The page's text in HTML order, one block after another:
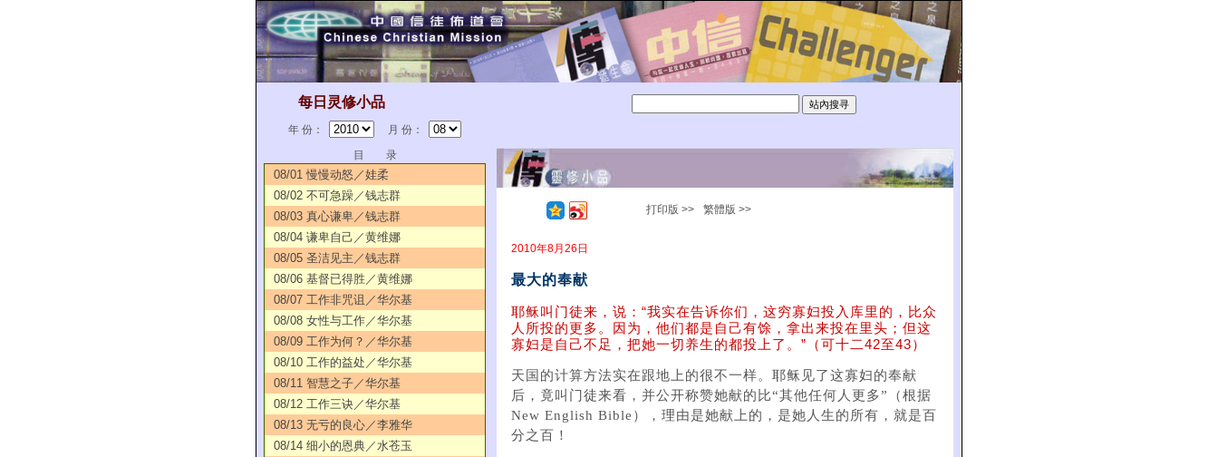
每日灵修小品
年 份：
月 份：
目 录
08/01 慢慢动怒／娃柔
08/02 不可急躁／钱志群
08/03 真心谦卑／钱志群
08/04 谦卑自己／黄维娜
08/05 圣洁见主／钱志群
08/06 基督已得胜／黄维娜
08/07 工作非咒诅／华尔基
08/08 女性与工作／华尔基
08/09 工作为何？／华尔基
08/10 工作的益处／华尔基
08/11 智慧之子／华尔基
08/12 工作三诀／华尔基
08/13 无亏的良心／李雅华
08/14 细小的恩典／水苍玉
打印版 >> 繁體版 >>
2010年8月26日
最大的奉献
耶稣叫门徒来，说：“我实在告诉你们，这穷寡妇投入库里的，比众
人所投的更多。因为，他们都是自己有馀，拿出来投在里头；但这
寡妇是自己不足，把她一切养生的都投上了。”（可十二42至43）
天国的计算方法实在跟地上的很不一样。耶稣见了这寡妇的奉献
后，竟叫门徒来看，并公开称赞她献的比“其他任何人更多”（根据
New English Bible），理由是她献上的，是她人生的所有，就是百
分之百！